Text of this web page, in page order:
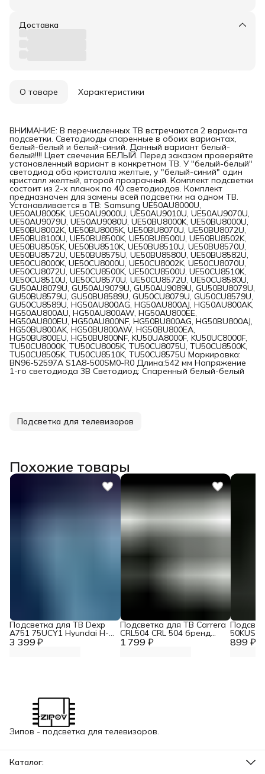
Доставка
О товаре Характеристики
ВНИМАНИЕ: В перечисленных ТВ встречаются 2 варианта
подсветки. Светодиоды спаренные в обоих вариантах,
белый-белый и белый-синий. Данный вариант белый-
белый!!!! Цвет свечения БЕЛЫЙ. Перед заказом проверяйте
установленный вариант в конкретном ТВ. У "белый-белый"
светодиод оба кристалла желтые, у "белый-синий" один
кристалл желтый, второй прозрачный. Комплект подсветки
состоит из 2-х планок по 40 светодиодов. Комплект
предназначен для замены всей подсветки на одном ТВ.
Устанавливается в ТВ: Samsung UE50AU8000U,
UE50AU8005K, UE50AU9000U, UE50AU9010U, UE50AU9070U,
UE50AU9079U, UE50AU9080U, UE50BU8000K, UE50BU8000U,
UE50BU8002K, UE50BU8005K, UE50BU8070U, UE50BU8072U,
UE50BU8100U, UE50BU8500K, UE50BU8500U, UE50BU8502K,
UE50BU8505K, UE50BU8510K, UE50BU8510U, UE50BU8570U,
UE50BU8572U, UE50BU8575U, UE50BU8580U, UE50BU8582U,
UE50CU8000K, UE50CU8000U, UE50CU8002K, UE50CU8070U,
UE50CU8072U, UE50CU8500K, UE50CU8500U, UE50CU8510K,
UE50CU8510U, UE50CU8570U, UE50CU8572U, UE50CU8580U,
GU50AU8079U, GU50AU9079U, GU50AU9089U, GU50BU8079U,
GU50BU8579U, GU50BU8589U, GU50CU8079U, GU50CU8579U,
GU50CU8589U, HG50AU800AG, HG50AU800AJ, HG50AU800AK,
HG50AU800AU, HG50AU800AW, HG50AU800EE,
HG50AU800EU, HG50AU800NF, HG50BU800AG, HG50BU800AJ,
HG50BU800AK, HG50BU800AW, HG50BU800EA,
HG50BU800EU, HG50BU800NF, KU50UA8000F, KU50UC8000F,
TU50CU8000K, TU50CU8005K, TU50CU8075U, TU50CU8500K,
TU50CU8505K, TU50CU8510K, TU50CU8575U Маркировка:
BN96-52597A S1A8-500SM0-R0 Длина:542 мм Напряжение
1-го светодиода 3В Светодиод: Спаренный белый-белый
Подсветка для телевизоров
Похожие товары
3 399 ₽
Подсветка для ТВ Dexp
A751 75UCY1 Hyundai H-
LED75BU7006 Zipov 1 799 ₽
Подсветка для ТВ Carrera
CRL504 CRL 504 бренд
Zipov 899 ₽
Зипов - подсветка для телевизоров.
Каталог: